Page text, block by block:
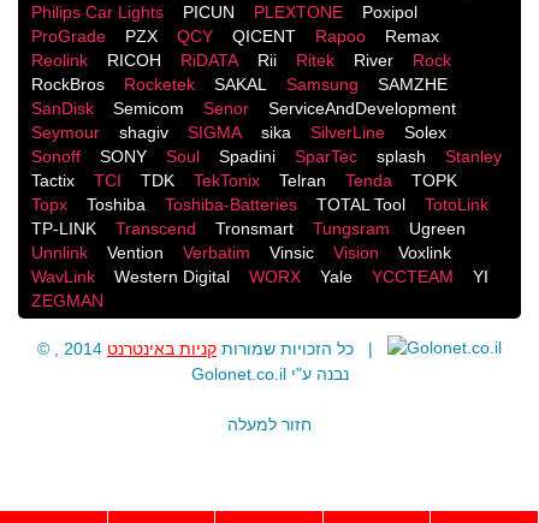
Philips Car Lights
PICUN PLEXTONE
Poxipol
ProGrade
PZX QCY QICENT Rapoo
Remax
Reolink
RICOH RiDATA Rii Ritek River
Rock
RockBros
Rocketek SAKAL Samsung
SAMZHE
SanDisk
Semicom Senor
ServiceAndDevelopment
Seymour
shagiv SIGMA sika SilverLine
Solex
Sonoff
SONY Soul Spadini SparTec splash
Stanley
Tactix
TCI TDK TekTonix Telran Tenda
TOPK
Topx
Toshiba Toshiba-Batteries TOTAL Tool
TotoLink
TP-LINK
Transcend Tronsmart Tungsram
Ugreen
Unnlink
Vention Verbatim Vinsic Vision
Voxlink
WavLink
Western Digital WORX Yale YCCTEAM
YI
ZEGMAN
© , 2014 כל הזכויות שמורות קניות באינטרנט
|
Golonet.co.il נבנה ע"י
חזור למעלה